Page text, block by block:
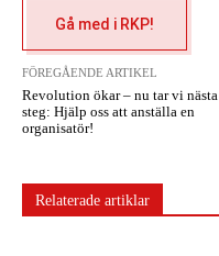
Gå med i RKP!
FÖREGÅENDE ARTIKEL
Revolution ökar – nu tar vi nästa
steg: Hjälp oss att anställa en
organisatör!
Relaterade artiklar